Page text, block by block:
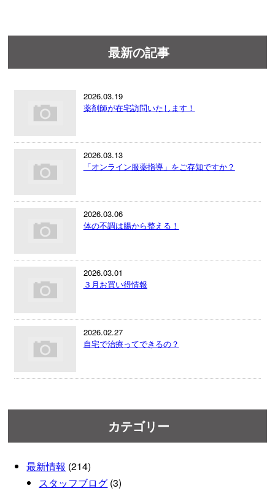
最新の記事
2026.03.19
薬剤師が在宅訪問いたします！
2026.03.13
「オンライン服薬指導」をご存知ですか？
2026.03.06
体の不調は腸から整える！
2026.03.01
３月お買い得情報
2026.02.27
自宅で治療ってできるの？
カテゴリー
最新情報 (214)
スタッフブログ (3)